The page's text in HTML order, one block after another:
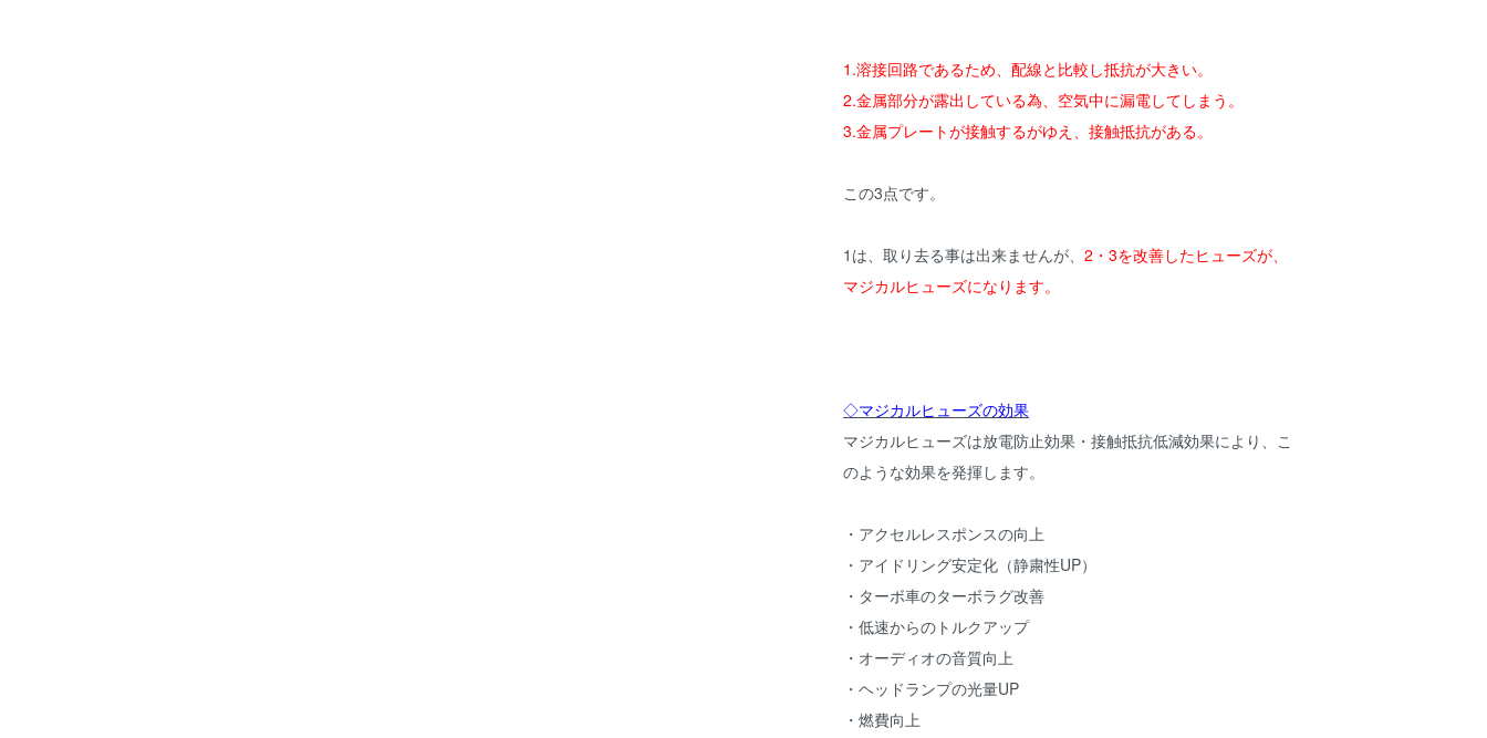
1.溶接回路であるため、配線と比較し抵抗が大きい。
2.金属部分が露出している為、空気中に漏電してしまう。
3.金属プレートが接触するがゆえ、接触抵抗がある。
この3点です。
1は、取り去る事は出来ませんが、 2・3を改善したヒューズが、
マジカルヒューズになります。
◇マジカルヒューズの効果
マジカルヒューズは放電防止効果・接触抵抗低減効果により、こ
のような効果を発揮します。
・アクセルレスポンスの向上
・アイドリング安定化（静粛性UP）
・ターボ車のターボラグ改善
・低速からのトルクアップ
・オーディオの音質向上
・ヘッドランプの光量UP
・燃費向上